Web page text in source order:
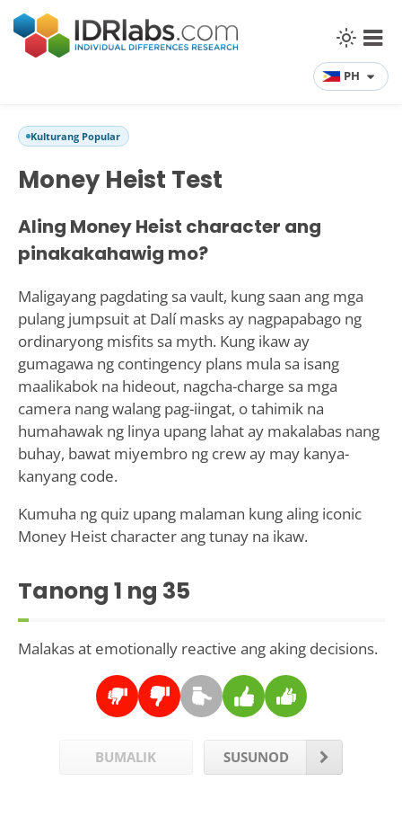
PH
Kulturang Popular
Money Heist Test
Aling Money Heist character ang
pinakakahawig mo?
Maligayang pagdating sa vault, kung saan ang mga
pulang jumpsuit at Dalí masks ay nagpapabago ng
ordinaryong misfits sa myth. Kung ikaw ay
gumagawa ng contingency plans mula sa isang
maalikabok na hideout, nagcha-charge sa mga
camera nang walang pag-iingat, o tahimik na
humahawak ng linya upang lahat ay makalabas nang
buhay, bawat miyembro ng crew ay may kanya-
kanyang code.
Kumuha ng quiz upang malaman kung aling iconic
Money Heist character ang tunay na ikaw.
Tanong 1 ng 35
Malakas at emotionally reactive ang aking decisions.
BUMALIK SUSUNOD